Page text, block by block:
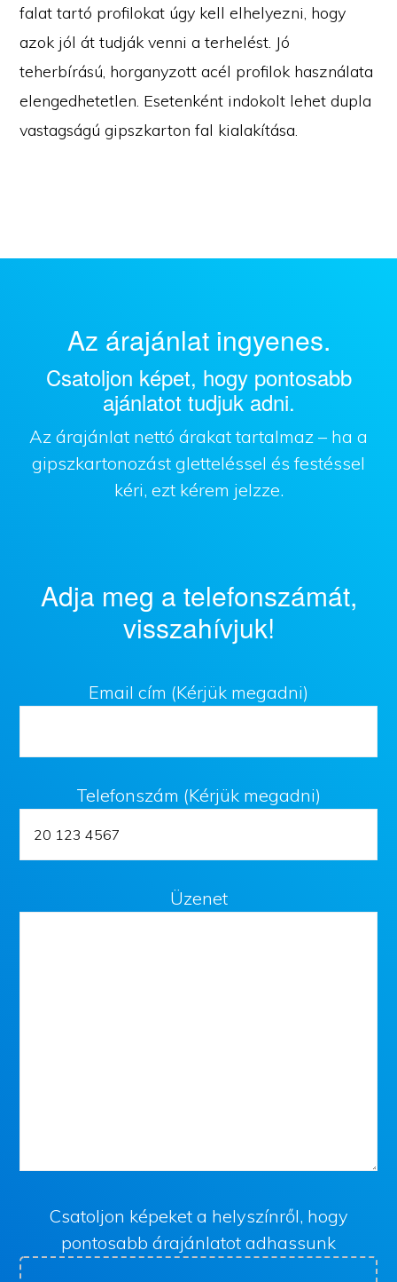
falat tartó profilokat úgy kell elhelyezni, hogy
azok jól át tudják venni a terhelést. Jó
teherbírású, horganyzott acél profilok használata
elengedhetetlen. Esetenként indokolt lehet dupla
vastagságú gipszkarton fal kialakítása.
Az árajánlat ingyenes.
Csatoljon képet, hogy pontosabb
ajánlatot tudjuk adni.
Az árajánlat nettó árakat tartalmaz – ha a
gipszkartonozást gletteléssel és festéssel
kéri, ezt kérem jelzze.
Adja meg a telefonszámát,
visszahívjuk!
Email cím (Kérjük megadni)
Telefonszám (Kérjük megadni)
Üzenet
Csatoljon képeket a helyszínről, hogy
pontosabb árajánlatot adhassunk